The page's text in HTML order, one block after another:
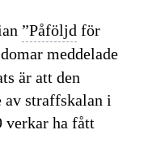
”Påföljd för
meddelade
är att den
av straffskalan i
verkar ha fått